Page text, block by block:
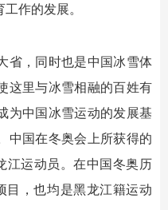
作的发展。
省，同时也是中国冰雪体
这里与冰雪相融的百姓有
为中国冰雪运动的发展基
中国在冬奥会上所获得的
江运动员。在中国冬奥历
目，也均是黑龙江籍运动